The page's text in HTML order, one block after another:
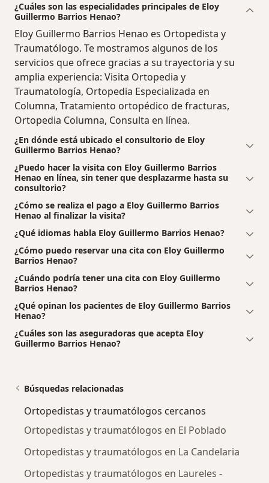
¿Cuáles son las especialidades principales de Eloy
Guillermo Barrios Henao?
Eloy Guillermo Barrios Henao es Ortopedista y
Traumatólogo. Te mostramos algunos de los
servicios que ofrece gracias a su trayectoria y su
amplia experiencia: Visita Ortopedia y
Traumatología, Ortopedia Especializada en
Columna, Tratamiento ortopédico de fracturas,
Ortopedia Columna, Consulta en línea.
¿En dónde está ubicado el consultorio de Eloy
Guillermo Barrios Henao?
¿Puedo hacer la visita con Eloy Guillermo Barrios
Henao en línea, sin tener que desplazarme hasta su
consultorio?
¿Cómo se realiza el pago a Eloy Guillermo Barrios
Henao al finalizar la visita?
¿Qué idiomas habla Eloy Guillermo Barrios Henao?
¿Cómo puedo reservar una cita con Eloy Guillermo
Barrios Henao?
¿Cuándo podría tener una cita con Eloy Guillermo
Barrios Henao?
¿Qué opinan los pacientes de Eloy Guillermo Barrios
Henao?
¿Cuáles son las aseguradoras que acepta Eloy
Guillermo Barrios Henao?
Búsquedas relacionadas
Ortopedistas y traumatólogos cercanos
Ortopedistas y traumatólogos en El Poblado
Ortopedistas y traumatólogos en La Candelaria
Ortopedistas y traumatólogos en Laureles -